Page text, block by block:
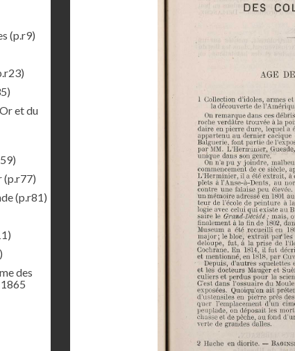
(p.r9)
et du
(p.r77)
(p.r81)
des